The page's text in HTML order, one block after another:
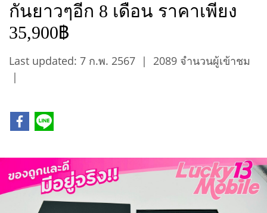
กันยาวๆอีก 8 เดือน ราคาเพียง
35,900฿
Last updated: 7 ก.พ. 2567 |
2089 จำนวนผู้เข้าชม
|